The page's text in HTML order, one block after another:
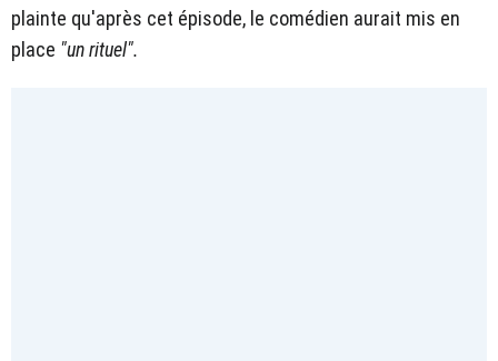
plainte qu'après cet épisode, le comédien aurait mis en
place "un rituel".